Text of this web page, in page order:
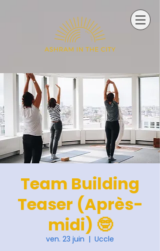
Team Building
Teaser (Après-
midi) 🤓
ven. 23 juin
  |
Uccle